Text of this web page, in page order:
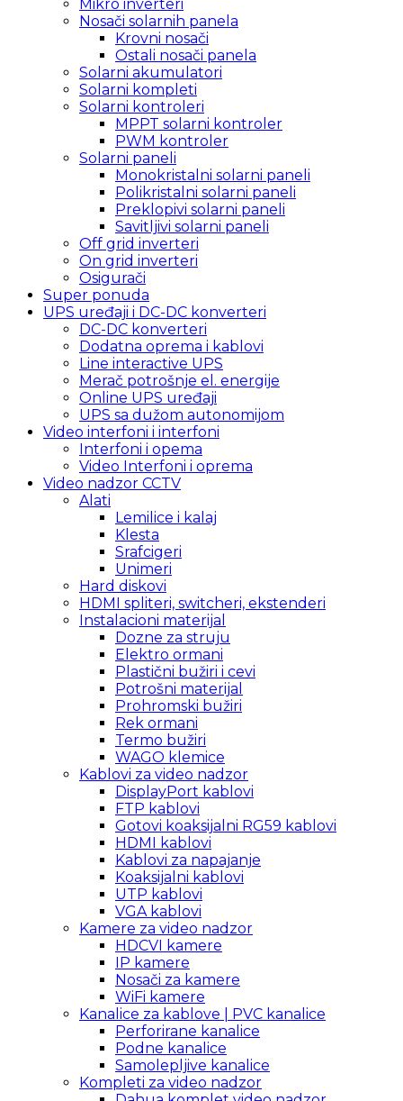
Mikro inverteri
Nosači solarnih panela
Krovni nosači
Ostali nosači panela
Solarni akumulatori
Solarni kompleti
Solarni kontroleri
MPPT solarni kontroler
PWM kontroler
Solarni paneli
Monokristalni solarni paneli
Polikristalni solarni paneli
Preklopivi solarni paneli
Savitljivi solarni paneli
Off grid inverteri
On grid inverteri
Osigurači
Super ponuda
UPS uređaji i DC-DC konverteri
DC-DC konverteri
Dodatna oprema i kablovi
Line interactive UPS
Merač potrošnje el. energije
Online UPS uređaji
UPS sa dužom autonomijom
Video interfoni i interfoni
Interfoni i opema
Video Interfoni i oprema
Video nadzor CCTV
Alati
Lemilice i kalaj
Klesta
Srafcigeri
Unimeri
Hard diskovi
HDMI spliteri, switcheri, ekstenderi
Instalacioni materijal
Dozne za struju
Elektro ormani
Plastični bužiri i cevi
Potrošni materijal
Prohromski bužiri
Rek ormani
Termo bužiri
WAGO klemice
Kablovi za video nadzor
DisplayPort kablovi
FTP kablovi
Gotovi koaksijalni RG59 kablovi
HDMI kablovi
Kablovi za napajanje
Koaksijalni kablovi
UTP kablovi
VGA kablovi
Kamere za video nadzor
HDCVI kamere
IP kamere
Nosači za kamere
WiFi kamere
Kanalice za kablove | PVC kanalice
Perforirane kanalice
Podne kanalice
Samolepljive kanalice
Kompleti za video nadzor